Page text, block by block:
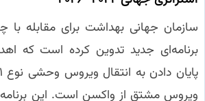
سازمان جهانی بهداشت برای مقابله با
برنامه‌ای جدید تدوین کرده است که
ویروس مشتق از واکسن است. این